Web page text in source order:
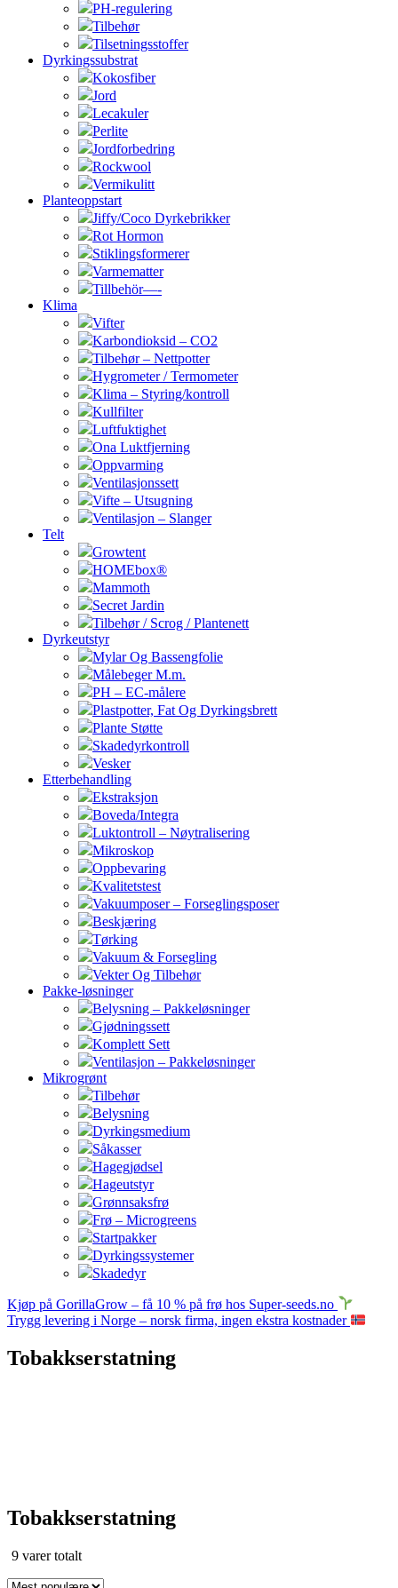
PH-regulering
Tilbehør
Tilsetningsstoffer
Dyrkingssubstrat
Kokosfiber
Jord
Lecakuler
Perlite
Jordforbedring
Rockwool
Vermikulitt
Planteoppstart
Jiffy/Coco Dyrkebrikker
Rot Hormon
Stiklingsformerer
Varmematter
Tillbehör—-
Klima
Vifter
Karbondioksid – CO2
Tilbehør – Nettpotter
Hygrometer / Termometer
Klima – Styring/kontroll
Kullfilter
Luftfuktighet
Ona Luktfjerning
Oppvarming
Ventilasjonssett
Vifte – Utsugning
Ventilasjon – Slanger
Telt
Growtent
HOMEbox®
Mammoth
Secret Jardin
Tilbehør / Scrog / Plantenett
Dyrkeutstyr
Mylar Og Bassengfolie
Målebeger M.m.
PH – EC-målere
Plastpotter, Fat Og Dyrkingsbrett
Plante Støtte
Skadedyrkontroll
Vesker
Etterbehandling
Ekstraksjon
Boveda/Integra
Luktontroll – Nøytralisering
Mikroskop
Oppbevaring
Kvalitetstest
Vakuumposer – Forseglingsposer
Beskjæring
Tørking
Vakuum & Forsegling
Vekter Og Tilbehør
Pakke-løsninger
Belysning – Pakkeløsninger
Gjødningssett
Komplett Sett
Ventilasjon – Pakkeløsninger
Mikrogrønt
Tilbehør
Belysning
Dyrkingsmedium
Såkasser
Hagegjødsel
Hageutstyr
Grønnsaksfrø
Frø – Microgreens
Startpakker
Dyrkingssystemer
Skadedyr
Kjøp på GorillaGrow – få 10 % på frø hos Super-seeds.no
Trygg levering i Norge – norsk firma, ingen ekstra kostnader
Tobakkserstatning
Tobakkserstatning
9 varer totaltSortert